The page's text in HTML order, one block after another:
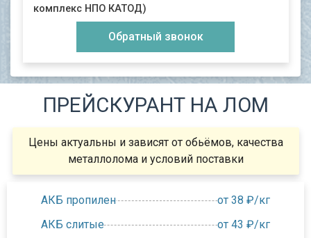
комплекс НПО КАТОД)
Обратный звонок
ПРЕЙСКУРАНТ НА ЛОМ
Цены актуальны и зависят от обьёмов, качества
металлолома и условий поставки
АКБ пропилен
от 38 ₽/кг
АКБ слитые
от 43 ₽/кг